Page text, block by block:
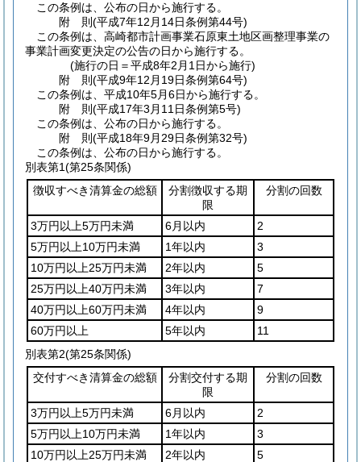
この条例は、公布の日から施行する。
附 則(平成7年12月14日条例第44号)
この条例は、高崎都市計画事業石原東土地区画整理事業の
事業計画変更決定の公告の日から施行する。
(施行の日＝平成8年2月1日から施行)
附 則(平成9年12月19日条例第64号)
この条例は、平成10年5月6日から施行する。
附 則(平成17年3月11日条例第5号)
この条例は、公布の日から施行する。
附 則(平成18年9月29日条例第32号)
この条例は、公布の日から施行する。
別表第1(第25条関係)
徴収すべき清算金の総額
分割徴収する期
限
分割の回数
3万円以上5万円未満 6月以内
2
5万円以上10万円未満
1年以内
3
10万円以上25万円未満
2年以内
5
25万円以上40万円未満
3年以内
7
40万円以上60万円未満
4年以内
9
60万円以上
5年以内
11
別表第2(第25条関係)
交付すべき清算金の総額
分割交付する期
限
分割の回数
3万円以上5万円未満 6月以内
2
5万円以上10万円未満
1年以内
3
10万円以上25万円未満
2年以内 5